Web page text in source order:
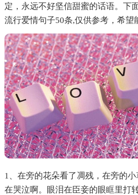
定，永远不好坚信甜蜜的话语。下
流行爱情句子50条,仅供参考，希望
1、在旁的花朵看了凋残，在旁的
在哭泣啊。眼泪在臣妾的眼眶里打